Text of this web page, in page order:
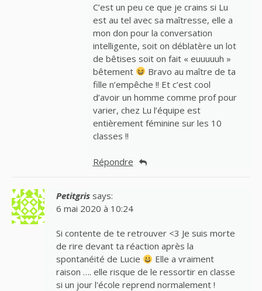
C’est un peu ce que je crains si Lu
est au tel avec sa maîtresse, elle a
mon don pour la conversation
intelligente, soit on déblatère un lot
de bêtises soit on fait « euuuuuh »
bêtement
Bravo au maître de ta
fille n’empêche !! Et c’est cool
d’avoir un homme comme prof pour
varier, chez Lu l’équipe est
entièrement féminine sur les 10
classes !!
Répondre
Petitgris says:
6 mai 2020 à 10:24
Si contente de te retrouver <3 Je suis morte
de rire devant ta réaction après la
spontanéité de Lucie
Elle a vraiment
raison …. elle risque de le ressortir en classe
si un jour l'école reprend normalement !